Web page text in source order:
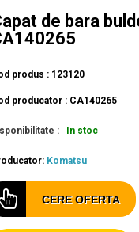
de bara
produs : 123120
producator : CA140265
: In stoc
Komatsu
CERE OFERTA